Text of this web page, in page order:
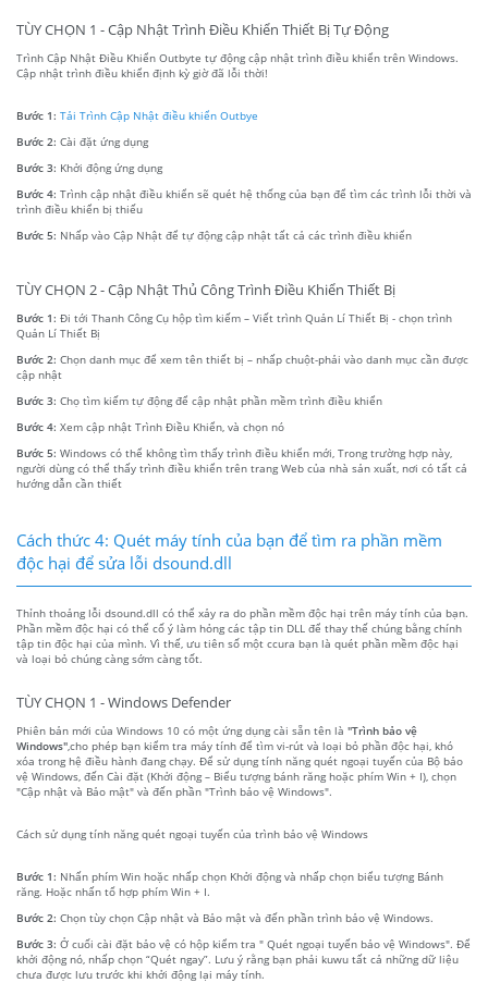
TÙY CHỌN 1 - Cập Nhật Trình Điều Khiển Thiết Bị Tự Động
Trình Cập Nhật Điều Khiển Outbyte tự động cập nhật trình điều khiển trên Windows.
Cập nhật trình điều khiển định kỳ giờ đã lỗi thời!
Bước 1: Tải Trình Cập Nhật điều khiển Outbye
Bước 2: Cài đặt ứng dụng
Bước 3: Khởi động ứng dụng
Bước 4: Trình cập nhật điều khiển sẽ quét hệ thống của bạn để tìm các trình lỗi thời và
trình điều khiển bị thiếu
Bước 5: Nhấp vào Cập Nhật để tự động cập nhật tất cả các trình điều khiển
TÙY CHỌN 2 - Cập Nhật Thủ Công Trình Điều Khiển Thiết Bị
Bước 1: Đi tới Thanh Công Cụ hộp tìm kiếm – Viết trình Quản Lí Thiết Bị - chọn trình
Quản Lí Thiết Bị
Bước 2: Chọn danh mục để xem tên thiết bị – nhấp chuột-phải vào danh mục cần được
cập nhật
Bước 3: Chọ tìm kiếm tự động để cập nhật phần mềm trình điều khiển
Bước 4: Xem cập nhật Trình Điều Khiển, và chọn nó
Bước 5: Windows có thể không tìm thấy trình điều khiển mới, Trong trường hợp này,
người dùng có thể thấy trình điều khiển trên trang Web của nhà sản xuất, nơi có tất cả
hướng dẫn cần thiết
Cách thức 4: Quét máy tính của bạn để tìm ra phần mềm
độc hại để sửa lỗi dsound.dll
Thỉnh thoảng lỗi dsound.dll có thể xảy ra do phần mềm độc hại trên máy tính của bạn.
Phần mềm độc hại có thể cố ý làm hỏng các tập tin DLL để thay thế chúng bằng chính
tập tin độc hại của mình. Vì thế, ưu tiên số một ccura bạn là quét phần mềm độc hại
và loại bỏ chúng càng sớm càng tốt.
TÙY CHỌN 1 - Windows Defender
Phiên bản mới của Windows 10 có một ứng dụng cài sẵn tên là "Trình bảo vệ
Windows",cho phép bạn kiểm tra máy tính để tìm vi-rút và loại bỏ phần độc hại, khó
xóa trong hệ điều hành đang chạy. Để sử dụng tính năng quét ngoại tuyến của Bộ bảo
vệ Windows, đến Cài đặt (Khởi động – Biểu tượng bánh răng hoặc phím Win + I), chọn
"Cập nhật và Bảo mật" và đến phần "Trình bảo vệ Windows".
Cách sử dụng tính năng quét ngoại tuyến của trình bảo vệ Windows
Bước 1: Nhấn phím Win hoặc nhấp chọn Khởi động và nhấp chọn biểu tượng Bánh
răng. Hoặc nhấn tổ hợp phím Win + I.
Bước 2: Chọn tùy chọn Cập nhật và Bảo mật và đến phần trình bảo vệ Windows.
Bước 3: Ở cuối cài đặt bảo vệ có hộp kiểm tra " Quét ngoại tuyến bảo vệ Windows". Để
khởi động nó, nhấp chọn “Quét ngay”. Lưu ý rằng bạn phải kuwu tất cả những dữ liệu
chưa được lưu trước khi khởi động lại máy tính.